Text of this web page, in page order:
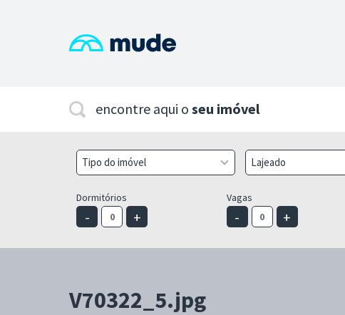
encontre aqui o seu imóvel
Tipo do imóvel Lajeado
Dormitórios
- +
Vagas
- +
V70322_5.jpg